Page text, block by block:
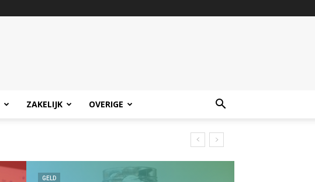
ZAKELIJK OVERIGE
GELD